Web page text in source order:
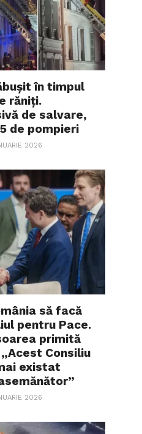
în timpul
răniți.
de salvare,
de pompieri
2026
să facă
pentru Pace.
primită
Consiliu
existat
2026